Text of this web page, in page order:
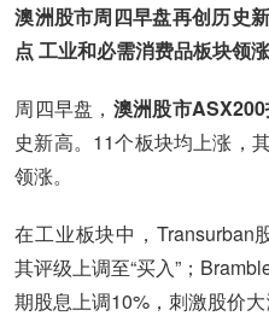
澳洲股市周四早盘再创历史
点 工业和必需消费品板块领涨
周四早盘， 澳洲股市
史新高。11个板块均上涨，
领涨。
在工业板块中，Transurban
其评级上调至“买入”；
期股息上调10%，刺激股价